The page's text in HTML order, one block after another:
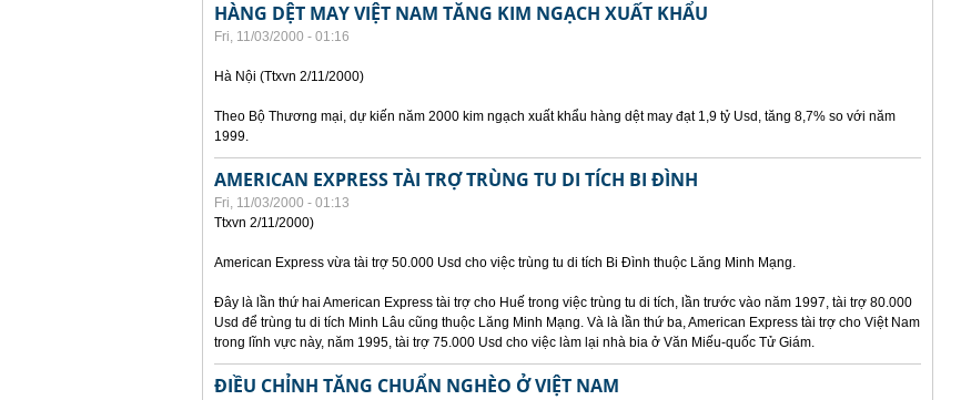
HÀNG DỆT MAY VIỆT NAM TĂNG KIM NGẠCH XUẤT KHẨU
Fri, 11/03/2000 - 01:16
Hà Nội (Ttxvn 2/11/2000)
Theo Bộ Thương mại, dự kiến năm 2000 kim ngạch xuất khẩu hàng dệt may đạt 1,9 tỷ Usd, tăng 8,7% so với năm
1999.
AMERICAN EXPRESS TÀI TRỢ TRÙNG TU DI TÍCH BI ĐÌNH
Fri, 11/03/2000 - 01:13
Ttxvn 2/11/2000)
American Express vừa tài trợ 50.000 Usd cho việc trùng tu di tích Bi Đình thuộc Lăng Minh Mạng.
Đây là lần thứ hai American Express tài trợ cho Huế trong việc trùng tu di tích, lần trước vào năm 1997, tài trợ 80.000
Usd để trùng tu di tích Minh Lâu cũng thuộc Lăng Minh Mạng. Và là lần thứ ba, American Express tài trợ cho Việt Nam
trong lĩnh vực này, năm 1995, tài trợ 75.000 Usd cho việc làm lại nhà bia ở Văn Miếu-quốc Tử Giám.
ĐIỀU CHỈNH TĂNG CHUẨN NGHÈO Ở VIỆT NAM